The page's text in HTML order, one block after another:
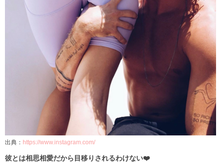
出典： https://www.instagram.com/
彼とは相思相愛だから目移りされるわけない❤️